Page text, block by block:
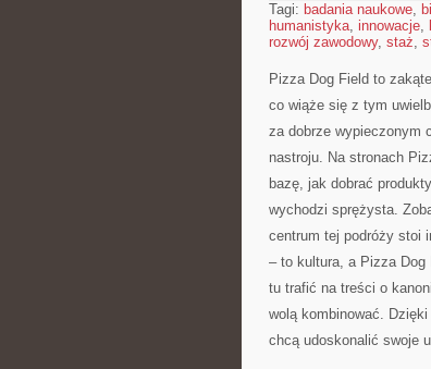
Tagi: badania naukowe,
humanistyka, innowacje,
rozwój zawodowy, staż,
Pizza Dog Field to
co wiąże się z tym
za dobrze wypieczonym
nastroju. Na stronach
bazę, jak dobrać
wychodzi sprężysta.
centrum tej podróży stoi
– to kultura, a Pizza
tu trafić na treści o
wolą kombinować.
chcą udoskonalić swoje